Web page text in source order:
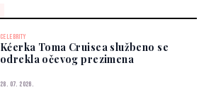
CELEBRITY
Kćerka Toma Cruisea službeno se
odrekla očevog prezimena
28. 07. 2026.